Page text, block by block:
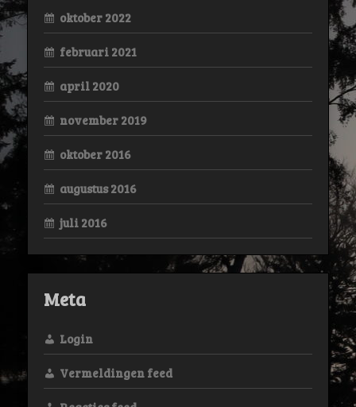
oktober 2022
februari 2021
april 2020
november 2019
oktober 2016
augustus 2016
juli 2016
Meta
Login
Vermeldingen feed